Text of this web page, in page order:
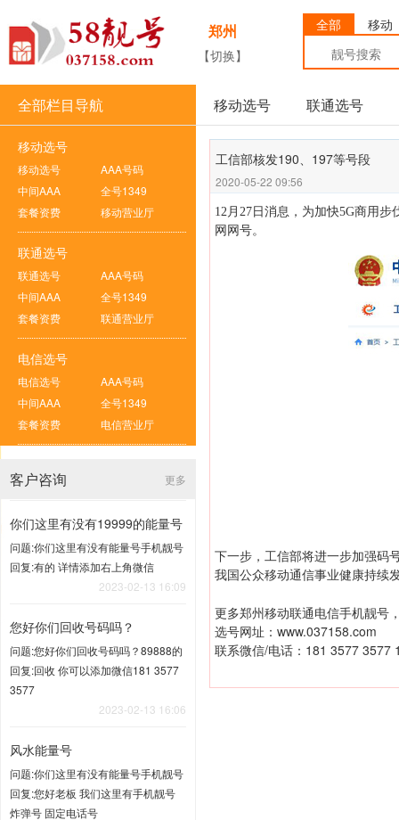
郑州
【切换】
全部 移动
全部栏目导航 移动选号 联通选号
移动选号
移动选号
AAA号码
中间AAA
全号1349
套餐资费
移动营业厅
联通选号
联通选号
AAA号码
中间AAA
全号1349
套餐资费
联通营业厅
电信选号
电信选号
AAA号码
中间AAA
全号1349
套餐资费
电信营业厅
更多
客户咨询
你们这里有没有19999的能量号
问题:你们这里有没有能量号手机靓号
回复:有的 详情添加右上角微信
2023-02-13 16:09
您好你们回收号码吗？
问题:您好你们回收号码吗？89888的
回复:回收 你可以添加微信181 3577
3577
2023-02-13 16:06
风水能量号
问题:你们这里有没有能量号手机靓号
回复:您好老板 我们这里有手机靓号
炸弹号 固定电话号
工信部核发190、197等号段
2020-05-22 09:56
12月27日消息，为加快5G商用
网网号。
下一步，工信部将进一步加强码
我国公众移动通信事业健康持续
更多郑州移动联通电信手机靓号
选号网址： www.037158.com
联系微信/电话：181 3577 3577